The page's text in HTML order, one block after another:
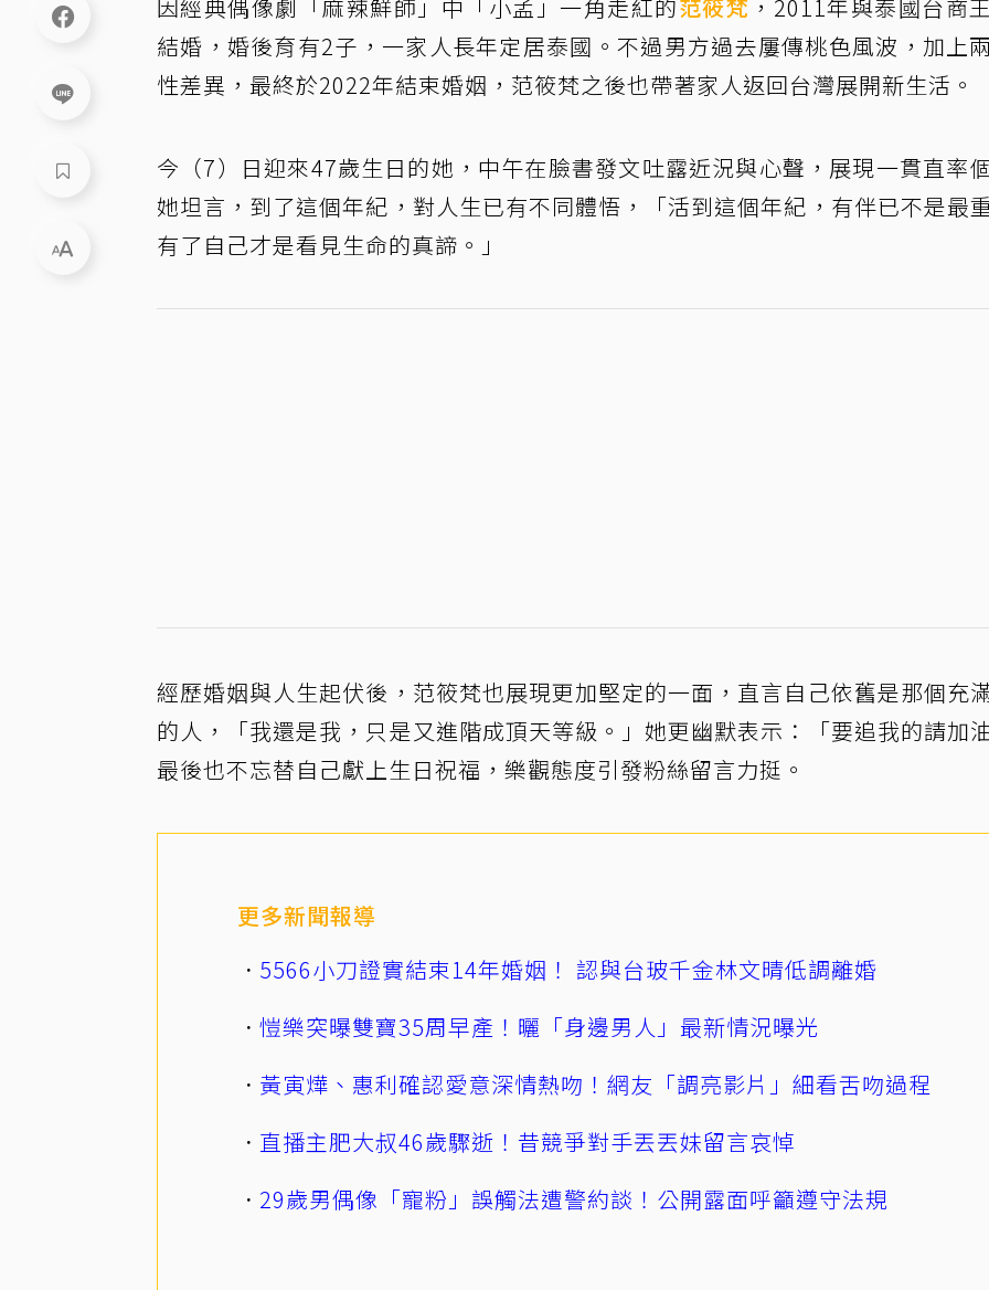
因經典偶像劇「麻辣鮮師」中「小孟」一角走紅的范筱梵 ，2011年與泰國台商
結婚，婚後育有2子，一家人長年定居泰國。不過男方過去屢傳桃色風波，加上
性差異，最終於2022年結束婚姻，范筱梵之後也帶著家人返回台灣展開新生活。
今（7）日迎來47歲生日的她，中午在臉書發文吐露近況與心聲，展現一貫直率
她坦言，到了這個年紀，對人生已有不同體悟，「活到這個年紀，有伴已不是最
有了自己才是看見生命的真諦。」
經歷婚姻與人生起伏後，范筱梵也展現更加堅定的一面，直言自己依舊是那個充
的人，「我還是我，只是又進階成頂天等級。」她更幽默表示：「要追我的請加油
最後也不忘替自己獻上生日祝福，樂觀態度引發粉絲留言力挺。
更多新聞報導
5566小刀證實結束14年婚姻！ 認與台玻千金林文晴低調離婚
愷樂突曝雙寶35周早產！曬「身邊男人」最新情況曝光
黃寅燁、惠利確認愛意深情熱吻！網友「調亮影片」細看舌吻過程
直播主肥大叔46歲驟逝！昔競爭對手丟丟妹留言哀悼
29歲男偶像「寵粉」誤觸法遭警約談！公開露面呼籲遵守法規